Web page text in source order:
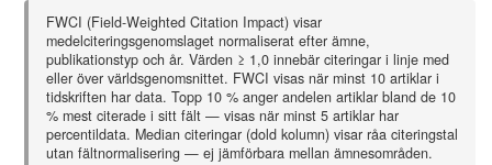
14
Journal of Curriculum Studies
15
Svensk Exegetisk Årsbok
16
Educare
17
Educational Theory
FWCI (Field-Weighted Citation Impact) visar
medelciteringsgenomslaget normaliserat efter ämne,
publikationstyp och år. Värden ≥ 1,0 innebär citeringar i linje med
eller över världsgenomsnittet. FWCI visas när minst 10 artiklar i
tidskriften har data. Topp 10 % anger andelen artiklar bland de 10
% mest citerade i sitt fält — visas när minst 5 artiklar har
percentildata. Median citeringar (dold kolumn) visar råa citeringstal
utan fältnormalisering — ej jämförbara mellan ämnesområden.